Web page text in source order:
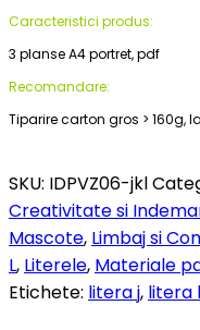
Caracteristici produs:
3 planse A4 portret, pdf
Recomandare:
Tiparire carton gros >
SKU: IDPVZ06-jkl
Creativitate si
Mascote, Limbaj si
L, Literele, Materiale
Etichete: litera j, litera